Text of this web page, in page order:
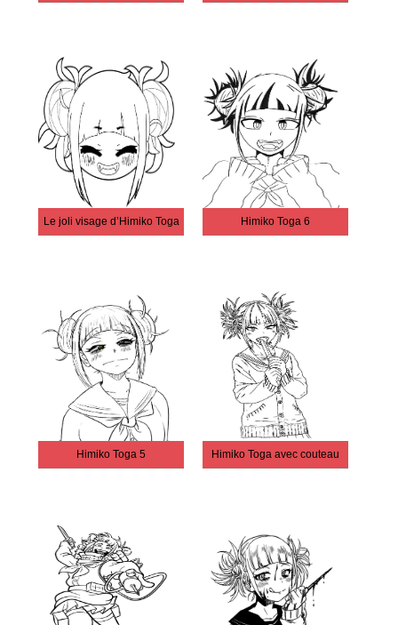
Le joli visage d’Himiko Toga Himiko Toga 6
Himiko Toga 5 Himiko Toga avec couteau